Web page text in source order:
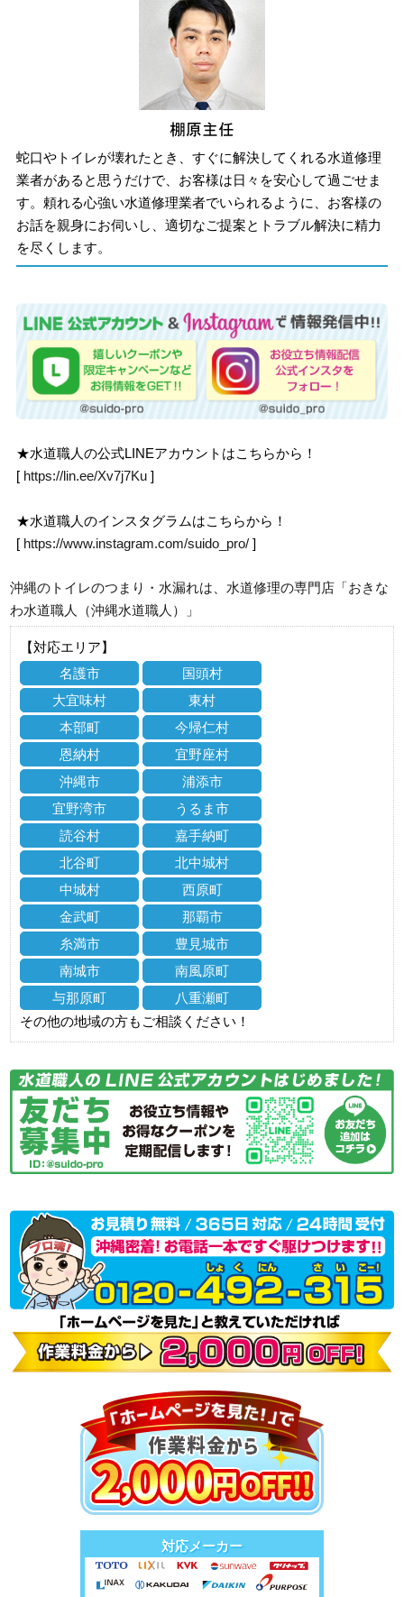
蛇口やトイレが壊れたとき、すぐに解決してくれる水道修理
業者があると思うだけで、お客様は日々を安心して過ごせま
す。頼れる心強い水道修理業者でいられるように、お客様の
お話を親身にお伺いし、適切なご提案とトラブル解決に精力
を尽くします。
★水道職人の公式LINEアカウントはこちらから！
[ https://lin.ee/Xv7j7Ku ]
★水道職人のインスタグラムはこちらから！
[ https://www.instagram.com/suido_pro/ ]
沖縄のトイレのつまり・水漏れは、水道修理の専門店「おきな
わ水道職人（沖縄水道職人）」
【対応エリア】
名護市
国頭村
大宜味村
東村
本部町
今帰仁村
恩納村
宜野座村
沖縄市
浦添市
宜野湾市
うるま市
読谷村
嘉手納町
北谷町
北中城村
中城村
西原町
金武町
那覇市
糸満市
豊見城市
南城市
南風原町
与那原町
八重瀬町
その他の地域の方もご相談ください！
対応メーカー